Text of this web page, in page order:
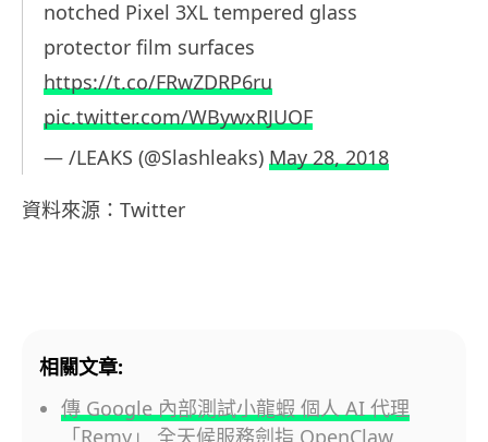
notched Pixel 3XL tempered glass
protector film surfaces
https://t.co/FRwZDRP6ru
pic.twitter.com/WBywxRJUOF
— /LEAKS (@Slashleaks) May 28, 2018
資料來源：Twitter
相關文章:
傳 Google 內部測試小龍蝦 個人 AI 代理
「Remy」 全天候服務劍指 OpenClaw